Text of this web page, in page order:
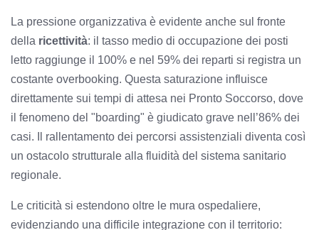
La pressione organizzativa è evidente anche sul fronte
della ricettività: il tasso medio di occupazione dei posti
letto raggiunge il 100% e nel 59% dei reparti si registra un
costante overbooking. Questa saturazione influisce
direttamente sui tempi di attesa nei Pronto Soccorso, dove
il fenomeno del "boarding" è giudicato grave nell’86% dei
casi. Il rallentamento dei percorsi assistenziali diventa così
un ostacolo strutturale alla fluidità del sistema sanitario
regionale.
Le criticità si estendono oltre le mura ospedaliere,
evidenziando una difficile integrazione con il territorio: